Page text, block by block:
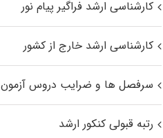
کارشناسی ارشد فراگیر پیام نور
کارشناسی ارشد خارج از کشور
سرفصل ها و ضرایب دروس آزمون
رتبه قبولی کنکور ارشد